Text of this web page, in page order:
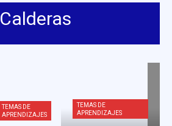
Calderas
TEMAS DE
APRENDIZAJES
TEMAS DE
APRENDIZAJES